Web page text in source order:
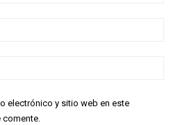
electrónico y sitio web en este
comente.